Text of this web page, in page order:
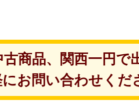
商品、関西一円で
お問い合わせくだ